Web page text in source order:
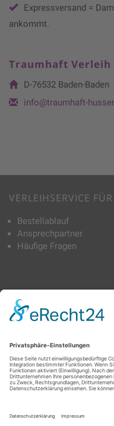
Expressversand =
ankommt.
Traumhaft Verleih
D-76532 Baden-Baden
info@traumhaft-
VERLEIHSERVICE
Bestellablauf
Ansprechpartner
Häufige Fragen
TAGS
Bierbankhussen
TRAUMHAFT VERLEIH
info@traumhaft-